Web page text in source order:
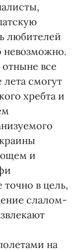
любителей
невозможно.
все
смогут
хребта и
и
в цель,
слалом-
на